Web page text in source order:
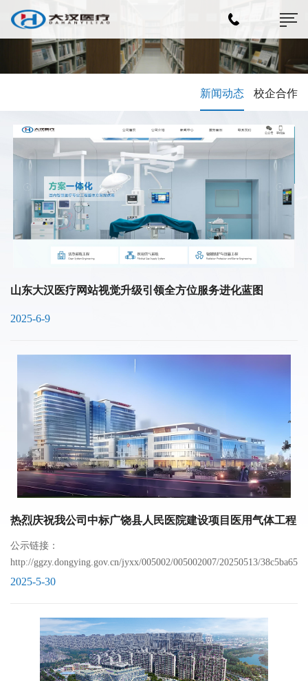
新闻动态 校企合作
山东大汉医疗网站视觉升级引领全方位服务进化蓝图
2025-6-9
热烈庆祝我公司中标广饶县人民医院建设项目医用气体工程
公示链接：
http://ggzy.dongying.gov.cn/jyxx/005002/005002007/20250513/38c5ba65-
2025-5-30